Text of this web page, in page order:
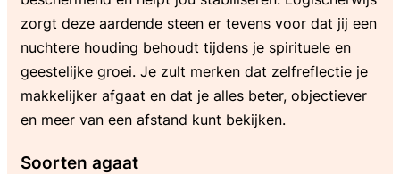
zorgt deze aardende steen er tevens voor dat jij een
nuchtere houding behoudt tijdens je spirituele en
geestelijke groei. Je zult merken dat zelfreflectie je
makkelijker afgaat en dat je alles beter, objectiever
en meer van een afstand kunt bekijken.
Soorten agaat